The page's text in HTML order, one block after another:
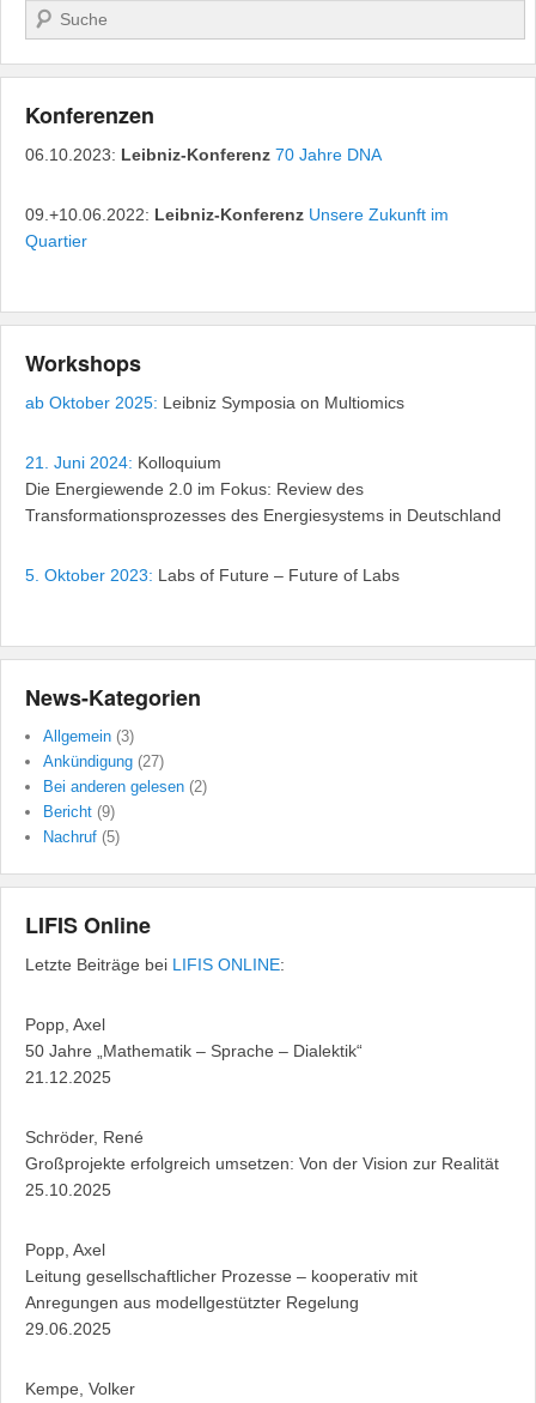
Suchen
Konferenzen
06.10.2023: Leibniz-Konferenz 70 Jahre DNA
09.+10.06.2022: Leibniz-Konferenz Unsere Zukunft im
Quartier
Workshops
ab Oktober 2025: Leibniz Symposia on Multiomics
21. Juni 2024: Kolloquium
Die Energiewende 2.0 im Fokus: Review des
Transformationsprozesses des Energiesystems in Deutschland
5. Oktober 2023: Labs of Future – Future of Labs
News-Kategorien
Allgemein (3)
Ankündigung (27)
Bei anderen gelesen (2)
Bericht (9)
Nachruf (5)
LIFIS Online
Letzte Beiträge bei LIFIS ONLINE:
Popp, Axel
50 Jahre „Mathematik – Sprache – Dialektik“
21.12.2025
Schröder, René
Großprojekte erfolgreich umsetzen: Von der Vision zur Realität
25.10.2025
Popp, Axel
Leitung gesellschaftlicher Prozesse – kooperativ mit
Anregungen aus modellgestützter Regelung
29.06.2025
Kempe, Volker